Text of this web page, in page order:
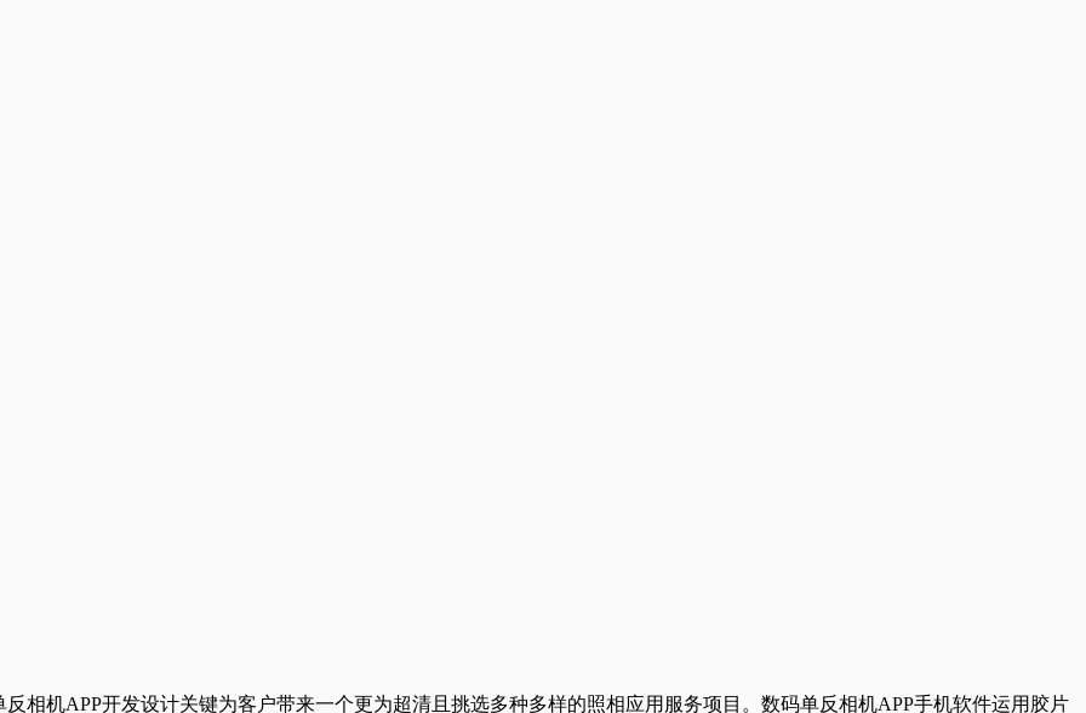
相机APP开发设计关键为客户带来一个更为超清且挑选多种多样的照相应用服务项目。数码单反相机APP手机软件运用胶片